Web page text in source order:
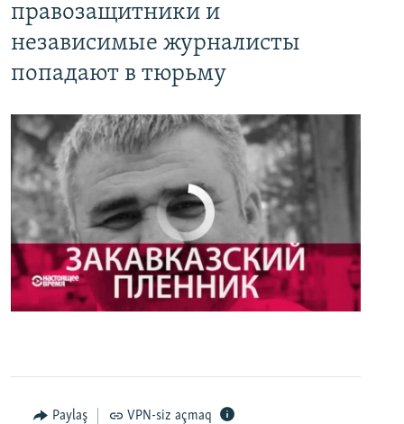
правозащитники и
независимые журналисты
попадают в тюрьму
No media source currently available
Paylaş VPN-siz açmaq